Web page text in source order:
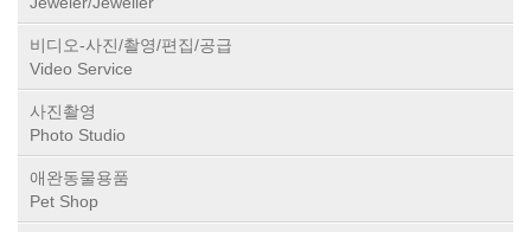
비디오-사진/촬영/편집/공급
Video Service
사진촬영
Photo Studio
애완동물용품
Pet Shop